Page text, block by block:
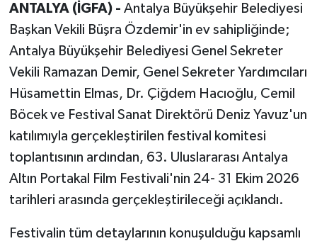
ANTALYA (İGFA) - Antalya Büyükşehir Belediyesi
Başkan Vekili Büşra Özdemir'in ev sahipliğinde;
Antalya Büyükşehir Belediyesi Genel Sekreter
Vekili Ramazan Demir, Genel Sekreter Yardımcıları
Hüsamettin Elmas, Dr. Çiğdem Hacıoğlu, Cemil
Böcek ve Festival Sanat Direktörü Deniz Yavuz'un
katılımıyla gerçekleştirilen festival komitesi
toplantısının ardından, 63. Uluslararası Antalya
Altın Portakal Film Festivali'nin 24- 31 Ekim 2026
tarihleri arasında gerçekleştirileceği açıklandı.
Festivalin tüm detaylarının konuşulduğu kapsamlı